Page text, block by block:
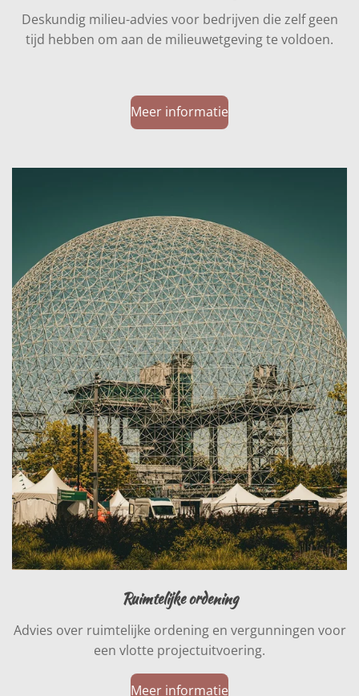
Deskundig milieu-advies voor bedrijven die zelf geen
tijd hebben om aan de milieuwetgeving te voldoen.
Meer informatie
Ruimtelijke ordening
Advies over ruimtelijke ordening en vergunningen voor
een vlotte projectuitvoering.
Meer informatie